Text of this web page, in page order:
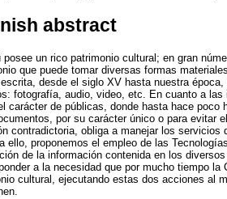
abstract
posee un rico patrimonio cultural; en gran
que puede tomar diversas formas
desde el siglo XV hasta nuestra
fotografía, audio, video, etc. En cuanto a
carácter de públicas, donde hasta hace
por su carácter único o para evitar
contradictoria, obliga a manejar los
ello, proponemos el empleo de las
de la información contenida en los
a la necesidad que por mucho tiempo
cultural, ejecutando estas dos acciones al